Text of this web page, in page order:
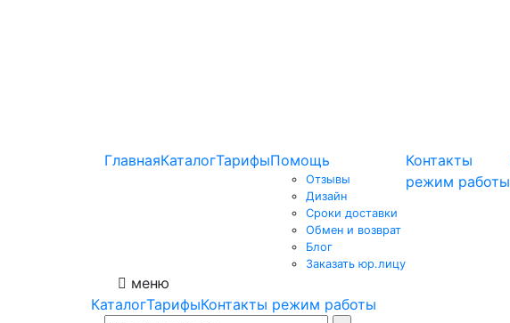
ГлавнаяКаталогТарифыПомощь
Отзывы
Дизайн
Сроки доставки
Обмен и возврат
Блог
Заказать юр.лицу
Контакты
режим работы
меню
КаталогТарифыКонтакты режим работы